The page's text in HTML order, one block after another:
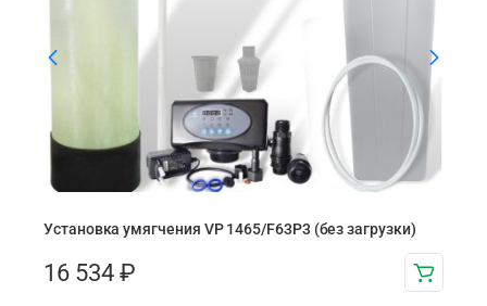
Установка умягчения VP 1465/F63P3 (без загрузки)
16 534 ₽